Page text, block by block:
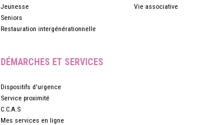
Jeunesse
Seniors
Restauration intergénérationnelle
Vie associative
DÉMARCHES ET SERVICES
Dispositifs d'urgence
Service proximité
C.C.A.S
Mes services en ligne